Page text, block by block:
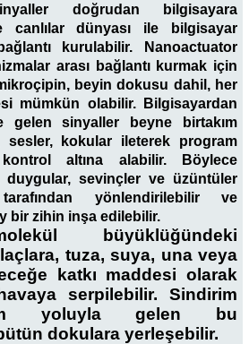
doğrudan bilgisayara
canlılar dünyası ile bilgisayar
kurulabilir. Nanoactuator
arası bağlantı kurmak için
beyin dokusu dahil, her
mümkün olabilir. Bilgisayardan
gelen sinyaller beyne birtakım
sesler, kokular ileterek program
altına alabilir. Böylece
duygular, sevinçler ve üzüntüler
yönlendirilebilir ve
bir zihin inşa edilebilir.
büyüklüğündeki
tuza, suya, una veya
katkı maddesi olarak
serpilebilir. Sindirim
yoluyla gelen bu
dokulara yerleşebilir.